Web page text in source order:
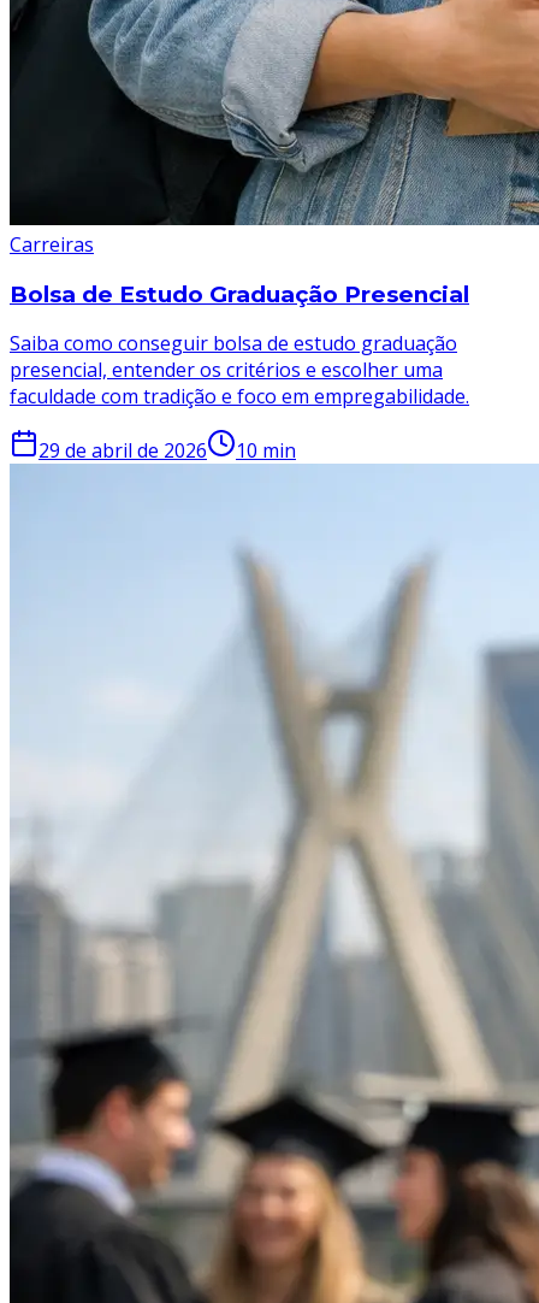
Carreiras
Bolsa de Estudo Graduação Presencial
Saiba como conseguir bolsa de estudo graduação
presencial, entender os critérios e escolher uma
faculdade com tradição e foco em empregabilidade.
29 de abril de 2026 10 min